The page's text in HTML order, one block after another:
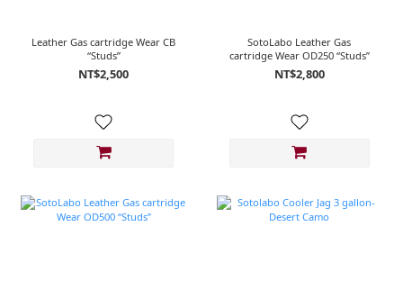
Leather Gas cartridge Wear CB
“Studs”
NT$2,500
SotoLabo Leather Gas
cartridge Wear OD250 “Studs”
NT$2,800